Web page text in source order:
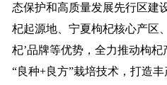
态保护和高质量发展先行区建
杞起源地、宁夏枸杞核心产区
杞’品牌等优势，全力推动枸
“良种+良方”栽培技术，打造